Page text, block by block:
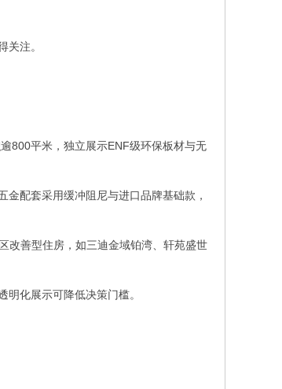
关注。
800平米，独立展示ENF级环保板材与无
配套采用缓冲阻尼与进口品牌基础款，
改善型住房，如三迪金域铂湾、轩苑盛世
化展示可降低决策门槛。